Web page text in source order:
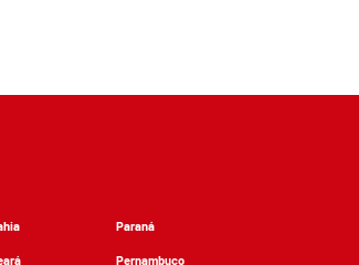
Paraná
Pernambuco